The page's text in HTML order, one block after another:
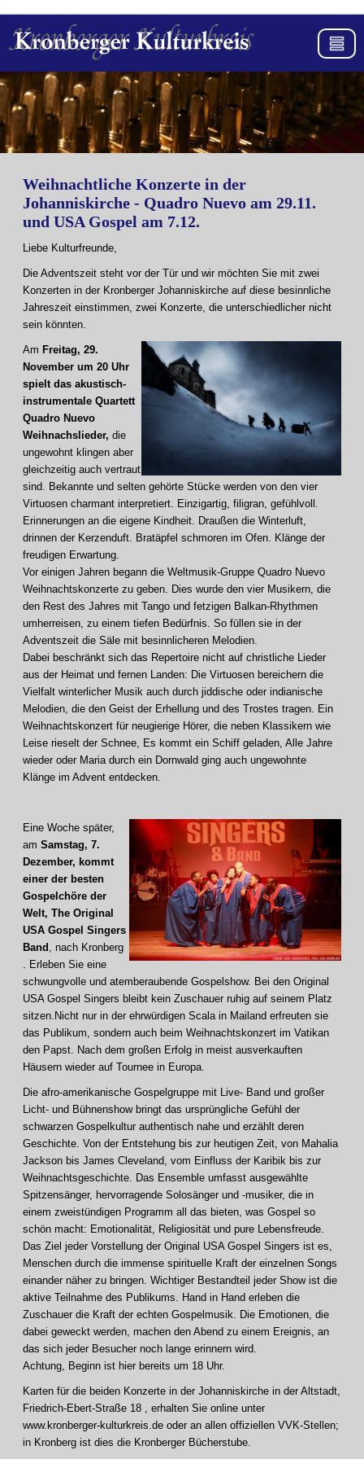
Weihnachtliche Konzerte in der
Johanniskirche - Quadro Nuevo am 29.11.
und USA Gospel am 7.12.
Liebe Kulturfreunde,
Die Adventszeit steht vor der Tür und wir möchten Sie mit zwei
Konzerten in der Kronberger Johanniskirche auf diese besinnliche
Jahreszeit einstimmen, zwei Konzerte, die unterschiedlicher nicht
sein könnten.
Am Freitag, 29.
November um 20 Uhr
spielt das akustisch-
instrumentale Quartett
Quadro Nuevo
Weihnachslieder, die
ungewohnt klingen aber
gleichzeitig auch vertraut
sind. Bekannte und selten gehörte Stücke werden von den vier
Virtuosen charmant interpretiert. Einzigartig, filigran, gefühlvoll.
Erinnerungen an die eigene Kindheit. Draußen die Winterluft,
drinnen der Kerzenduft. Bratäpfel schmoren im Ofen. Klänge der
freudigen Erwartung.
Vor einigen Jahren begann die Weltmusik-Gruppe Quadro Nuevo
Weihnachtskonzerte zu geben. Dies wurde den vier Musikern, die
den Rest des Jahres mit Tango und fetzigen Balkan-Rhythmen
umherreisen, zu einem tiefen Bedürfnis. So füllen sie in der
Adventszeit die Säle mit besinnlicheren Melodien.
Dabei beschränkt sich das Repertoire nicht auf christliche Lieder
aus der Heimat und fernen Landen: Die Virtuosen bereichern die
Vielfalt winterlicher Musik auch durch jiddische oder indianische
Melodien, die den Geist der Erhellung und des Trostes tragen. Ein
Weihnachtskonzert für neugierige Hörer, die neben Klassikern wie
Leise rieselt der Schnee, Es kommt ein Schiff geladen, Alle Jahre
wieder oder Maria durch ein Dornwald ging auch ungewohnte
Klänge im Advent entdecken.
Eine Woche später,
am Samstag, 7.
Dezember, kommt
einer der besten
Gospelchöre der
Welt, The Original
USA Gospel Singers
Band , nach Kronberg
. Erleben Sie eine
schwungvolle und atemberaubende Gospelshow. Bei den Original
USA Gospel Singers bleibt kein Zuschauer ruhig auf seinem Platz
sitzen.Nicht nur in der ehrwürdigen Scala in Mailand erfreuten sie
das Publikum, sondern auch beim Weihnachtskonzert im Vatikan
den Papst. Nach dem großen Erfolg in meist ausverkauften
Häusern wieder auf Tournee in Europa.
Die afro-amerikanische Gospelgruppe mit Live- Band und großer
Licht- und Bühnenshow bringt das ursprüngliche Gefühl der
schwarzen Gospelkultur authentisch nahe und erzählt deren
Geschichte. Von der Entstehung bis zur heutigen Zeit, von Mahalia
Jackson bis James Cleveland, vom Einfluss der Karibik bis zur
Weihnachtsgeschichte. Das Ensemble umfasst ausgewählte
Spitzensänger, hervorragende Solosänger und -musiker, die in
einem zweistündigen Programm all das bieten, was Gospel so
schön macht: Emotionalität, Religiosität und pure Lebensfreude.
Das Ziel jeder Vorstellung der Original USA Gospel Singers ist es,
Menschen durch die immense spirituelle Kraft der einzelnen Songs
einander näher zu bringen. Wichtiger Bestandteil jeder Show ist die
aktive Teilnahme des Publikums. Hand in Hand erleben die
Zuschauer die Kraft der echten Gospelmusik. Die Emotionen, die
dabei geweckt werden, machen den Abend zu einem Ereignis, an
das sich jeder Besucher noch lange erinnern wird.
Achtung, Beginn ist hier bereits um 18 Uhr.
Karten für die beiden Konzerte in der Johanniskirche in der Altstadt,
Friedrich-Ebert-Straße 18 , erhalten Sie online unter
www.kronberger-kulturkreis.de oder an allen offiziellen VVK-Stellen;
in Kronberg ist dies die Kronberger Bücherstube.